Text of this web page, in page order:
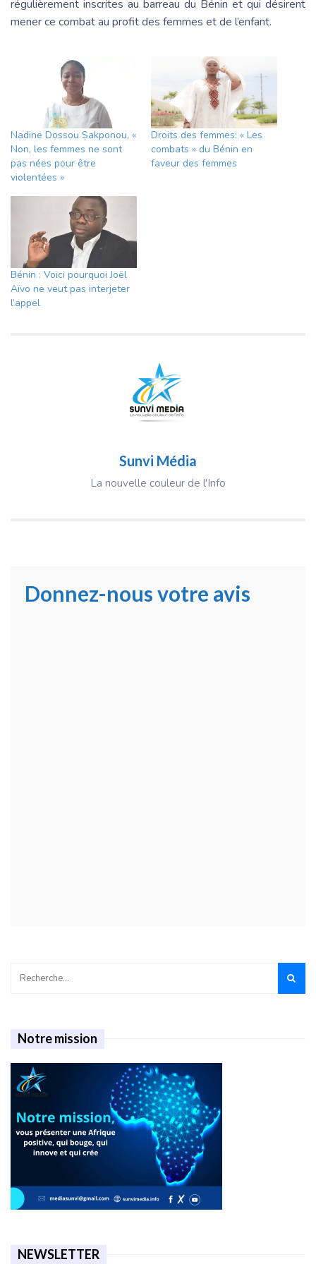
régulièrement inscrites au barreau du Bénin et qui désirent
mener ce combat au profit des femmes et de l’enfant.
Nadine Dossou Sakponou, «
Non, les femmes ne sont
pas nées pour être
violentées »
Droits des femmes: « Les
combats » du Bénin en
faveur des femmes
Bénin : Voici pourquoi Joël
Aïvo ne veut pas interjeter
l’appel
Sunvi Média
La nouvelle couleur de l'Info
Donnez-nous votre avis
Notre mission
NEWSLETTER